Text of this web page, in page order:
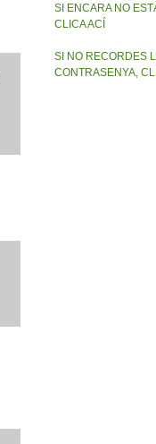
SI ENCARA NO
CLICA ACÍ
SI NO RECORDES
CONTRASENYA,